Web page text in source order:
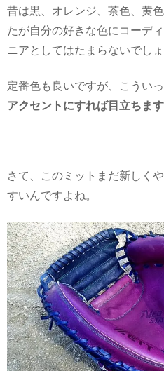
昔は黒、オレンジ、茶色、黄
たが自分の好きな色にコーデ
ニアとしてはたまらないでしょ
定番色も良いですが、こうい
アクセントにすれば目立ちま
さて、このミットまだ新しく
すいんですよね。